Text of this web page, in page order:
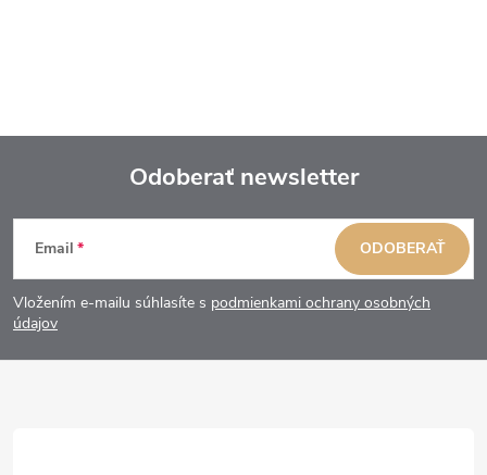
Z
á
p
Odoberať newsletter
Email
Vložením e-mailu súhlasíte s podmienkami ochrany osobných
údajov
ODOBERAŤ